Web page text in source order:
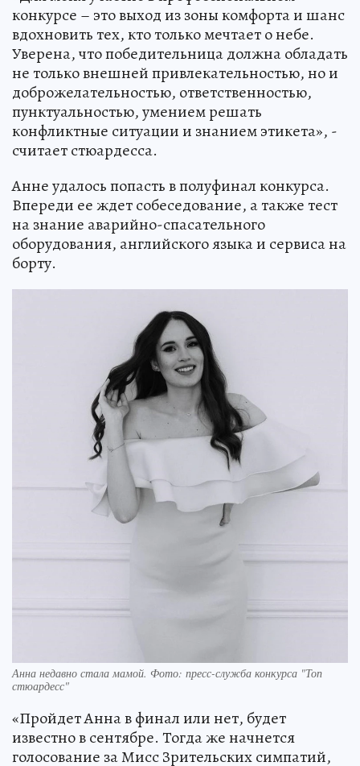
конкурсе – это выход из зоны комфорта и шанс
вдохновить тех, кто только мечтает о небе.
Уверена, что победительница должна обладать
не только внешней привлекательностью, но и
доброжелательностью, ответственностью,
пунктуальностью, умением решать
конфликтные ситуации и знанием этикета», -
считает стюардесса.
Анне удалось попасть в полуфинал конкурса.
Впереди ее ждет собеседование, а также тест
на знание аварийно-спасательного
оборудования, английского языка и сервиса на
борту.
Анна недавно стала мамой. Фото: пресс-служба конкурса "Топ
стюардесс"
«Пройдет Анна в финал или нет, будет
известно в сентябре. Тогда же начнется
голосование за Мисс Зрительских симпатий,